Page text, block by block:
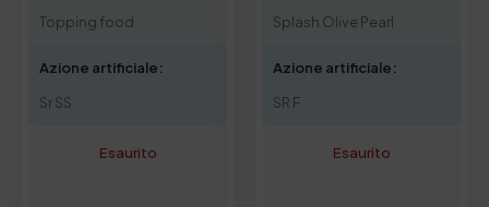
Topping food
Azione artificiale:
Sr SS
Esaurito
Splash Olive Pearl
Azione artificiale:
SR F
Esaurito